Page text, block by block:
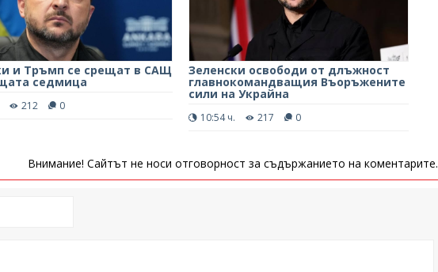
и Тръмп се срещат в САЩ
седмица
212 0
Зеленски освободи от длъжност
главнокомандващия Въоръжените
сили на Украйна
10:54 ч. 217 0
Внимание! Сайтът не носи отговорност за съдържанието на коментарите.